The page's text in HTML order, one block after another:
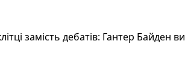
замість дебатів: Гантер Байден